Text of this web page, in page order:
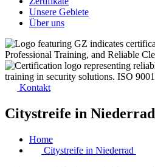
Unsere Gebiete
Über uns
Kontakt
Citystreife in Niederrad
Home
Citystreife in Niederrad